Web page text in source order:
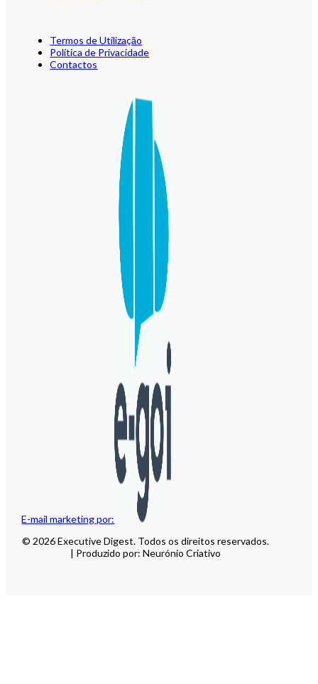
E-mail marketing por:
Termos de Utilização
Política de Privacidade
Contactos
© 2026 Executive Digest. Todos os direitos reservados.
| Produzido por: Neurónio Criativo